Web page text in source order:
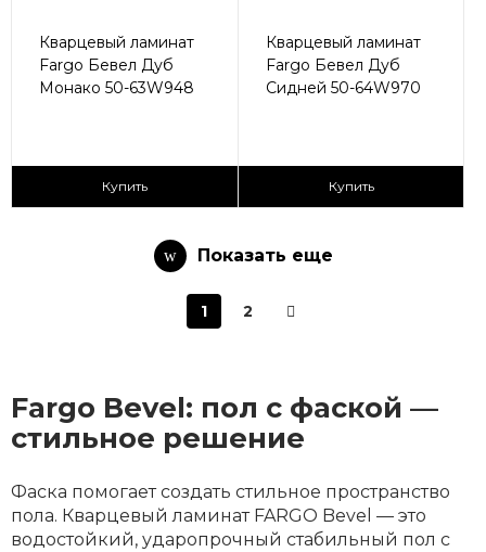
Кварцевый ламинат
Fargo Бевел Дуб
Монако 50-63W948
2
Купить
Кварцевый ламинат
Fargo Бевел Дуб
Сидней 50-64W970
2
Купить
Показать еще
1 2
Fargo Bevel: пол с фаской —
стильное решение
Фаска помогает создать стильное пространство
пола. Кварцевый ламинат FARGO Bevel — это
водостойкий, ударопрочный стабильный пол с